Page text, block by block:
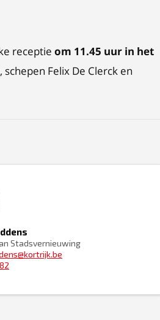
receptie om 11.45 uur in het
Felix De Clerck en
Stadsvernieuwing